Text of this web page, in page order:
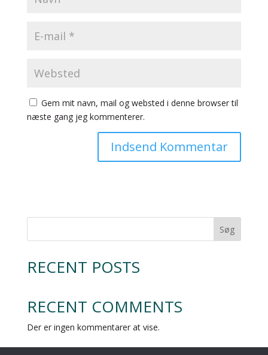
Gem mit navn, mail og websted i denne browser til
næste gang jeg kommenterer.
Søg
RECENT POSTS
RECENT COMMENTS
Der er ingen kommentarer at vise.